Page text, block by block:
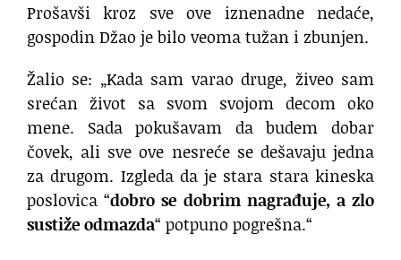
Prošavši kroz sve ove iznenadne nedaće,
gospodin Džao je bilo veoma tužan i zbunjen.
Žalio se: „Kada sam varao druge, živeo sam
srećan život sa svom svojom decom oko
mene. Sada pokušavam da budem dobar
čovek, ali sve ove nesreće se dešavaju jedna
za drugom. Izgleda da je stara stara kineska
poslovica “dobro se dobrim nagrađuje, a zlo
sustiže odmazda“ potpuno pogrešna.“